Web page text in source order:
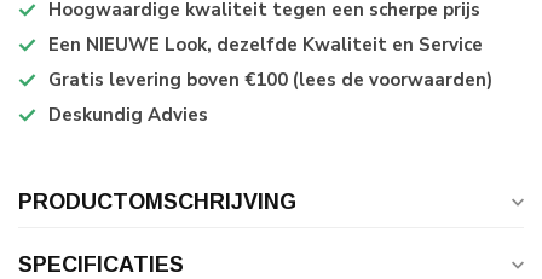
Hoogwaardige kwaliteit tegen een scherpe prijs
Een NIEUWE Look, dezelfde Kwaliteit en Service
Gratis levering boven €100 (lees de voorwaarden)
Deskundig Advies
PRODUCTOMSCHRIJVING
SPECIFICATIES